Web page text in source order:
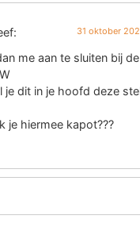
31 oktober
me aan te sluiten bij
je dit in je hoofd deze
je hiermee kapot???